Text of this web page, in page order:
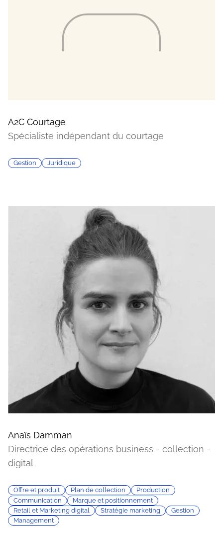
A2C Courtage
Spécialiste indépendant du courtage
Gestion Juridique
Anaïs Damman
Directrice des opérations business - collection -
digital
Offre et produit Plan de collection
Production
Communication
Marque et positionnement
Retail et Marketing digital
Stratégie marketing
Gestion
Management